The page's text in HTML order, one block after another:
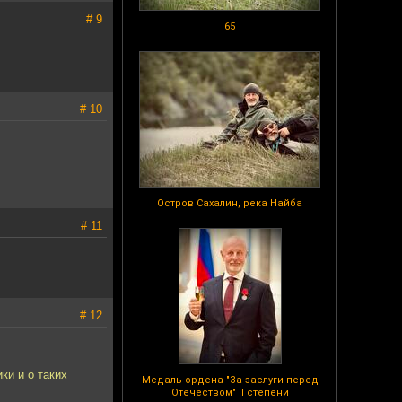
65
Остров Сахалин, река Найба
Медаль ордена "За заслуги перед
Отечеством" II степени
# 9
# 10
# 11
# 12
и о таких